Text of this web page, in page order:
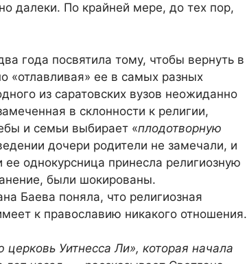
далеки. По крайней мере, до тех пор,
года посвятила тому, чтобы вернуть в
«отлавливая» ее в самых разных
из саратовских вузов неожиданно
в склонности к религии,
и семьи выбирает «плодотворную
дочери родители не замечали, и
однокурсница принесла религиозную
были шокированы.
Баева поняла, что религиозная
к православию никакого отношения.
Уитнесса Ли», которая начала